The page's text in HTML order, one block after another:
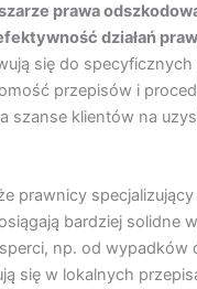
prawa
działań
się do specyficznych
przepisów i
szanse klientów na
prawnicy
bardziej solidne
np. od wypadków
się w lokalnych